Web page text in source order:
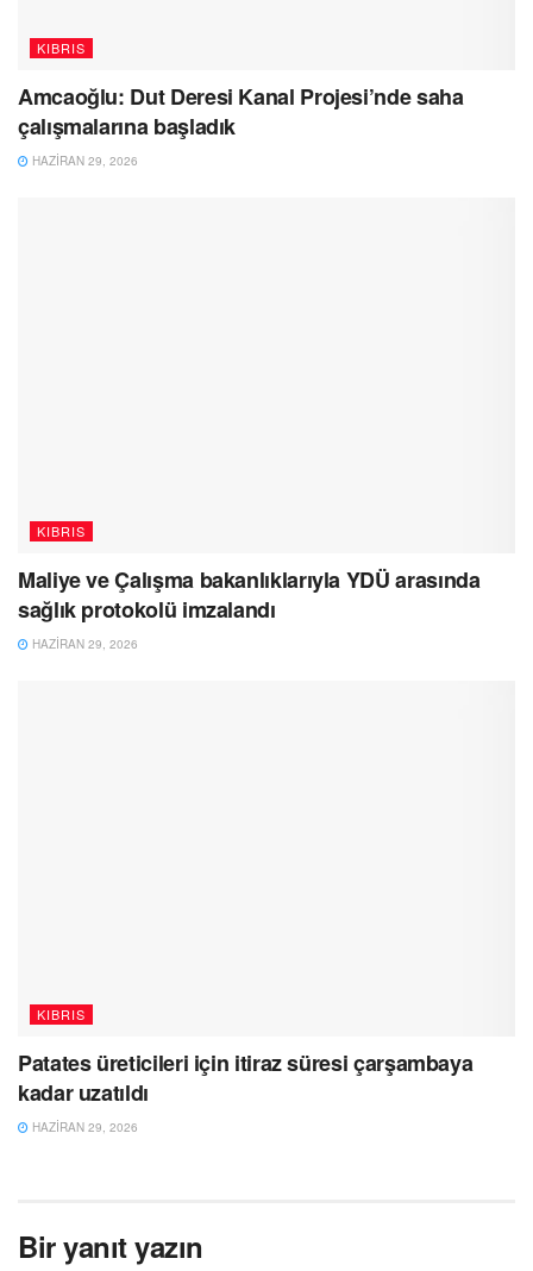
KIBRIS
Amcaoğlu: Dut Deresi Kanal Projesi’nde saha
çalışmalarına başladık
HAZIRAN 29, 2026
KIBRIS
Maliye ve Çalışma bakanlıklarıyla YDÜ arasında
sağlık protokolü imzalandı
HAZIRAN 29, 2026
KIBRIS
Patates üreticileri için itiraz süresi çarşambaya
kadar uzatıldı
HAZIRAN 29, 2026
Bir yanıt yazın